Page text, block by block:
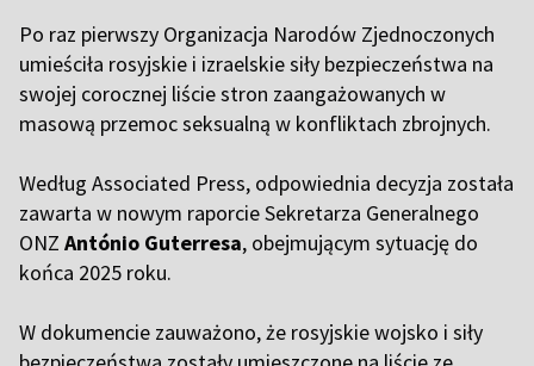
Po raz pierwszy Organizacja Narodów Zjednoczonych
umieściła rosyjskie i izraelskie siły bezpieczeństwa na
swojej corocznej liście stron zaangażowanych w
masową przemoc seksualną w konfliktach zbrojnych.
Według Associated Press, odpowiednia decyzja została
zawarta w nowym raporcie Sekretarza Generalnego
ONZ António Guterresa, obejmującym sytuację do
końca 2025 roku.
W dokumencie zauważono, że rosyjskie wojsko i siły